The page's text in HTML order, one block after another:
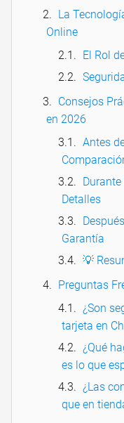
La
Online
El Rol
Consejos
en 2026
Antes
Detalles
Garantía
💡
Preguntas
¿Son
tarjeta en
¿Qué
es lo que
¿Las
que en